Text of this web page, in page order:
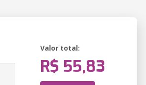
Valor total:
R$ 55,83